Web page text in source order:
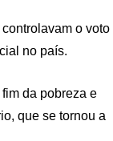
o voto
no país.
da pobreza e
que se tornou a